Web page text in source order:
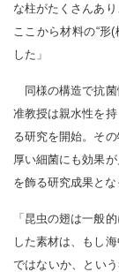
な柱がたくさんあ
ここから材料の“形
した」
同様の構造で抗菌
准教授は親水性を
る研究を開始。そ
厚い細菌にも効果
を飾る研究成果とな
「昆虫の翅は一般
した素材は、もし
ではないか、とい